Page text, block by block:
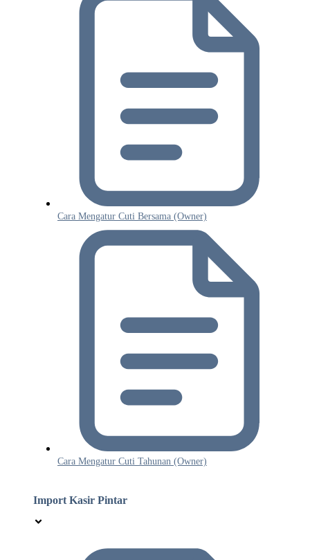
Cara Mengatur Cuti Bersama (Owner)
Cara Mengatur Cuti Tahunan (Owner)
Import Kasir Pintar